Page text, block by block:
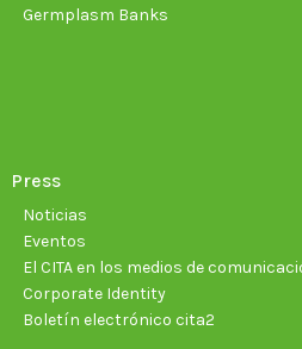
Germplasm Banks
Press
Noticias
Eventos
El CITA en los medios de
Corporate Identity
Boletín electrónico cita2